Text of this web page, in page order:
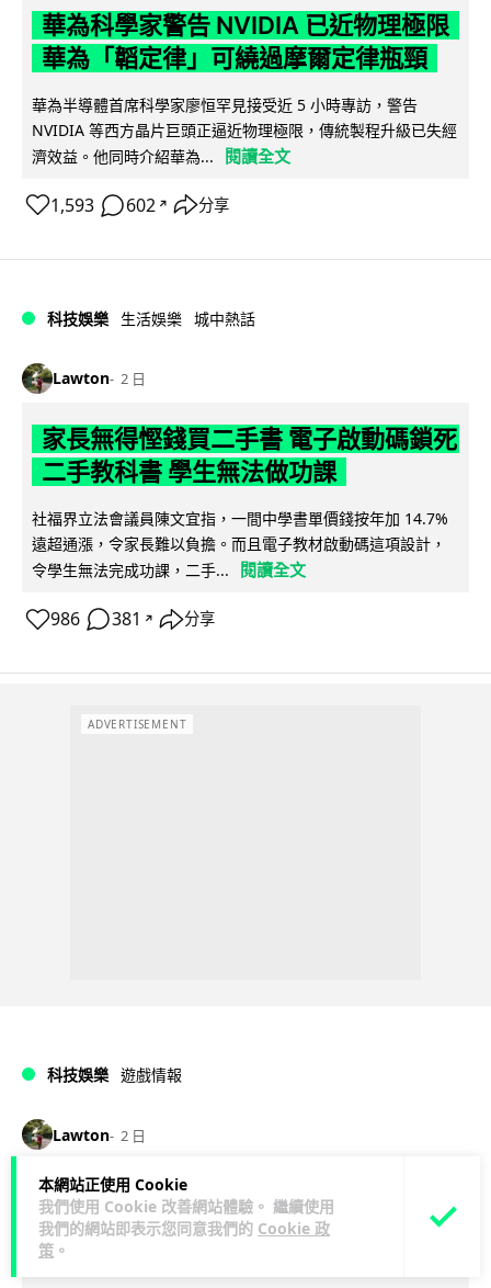
本網站正使用 Cookie
我們使用 Cookie 改善網站體驗。 繼續使用
我們的網站即表示您同意我們的 Cookie 政
策 。
華為科學家警告 NVIDIA 已近物理極限
華為「韜定律」可繞過摩爾定律瓶頸
華為半導體首席科學家廖恒罕見接受近 5 小時專訪，警告
NVIDIA 等西方晶片巨頭正逼近物理極限，傳統製程升級已失經
濟效益。他同時介紹華為...
閱讀全文
1,593 602 ↗ 分享
科技娛樂 生活娛樂 城中熱話
Lawton 2 日
家長無得慳錢買二手書 電子啟動碼鎖死
二手教科書 學生無法做功課
社福界立法會議員陳文宜指，一間中學書單價錢按年加 14.7%
遠超通漲，令家長難以負擔。而且電子教材啟動碼這項設計，
令學生無法完成功課，二手...
閱讀全文
986 381 ↗ 分享
ADVERTISEMENT
科技娛樂 遊戲情報
Lawton 2 日
PlayStation 確認停產實體光碟 包裝印
出重要通告 2028 年 1 月後不出光碟遊
戲